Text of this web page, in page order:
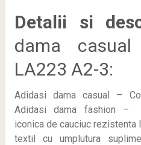
Detalii si
dama
LA223 A2-3:
Adidasi dama casual –
Adidasi dama fashion –
iconica de cauciuc rezistenta
textil cu umplutura